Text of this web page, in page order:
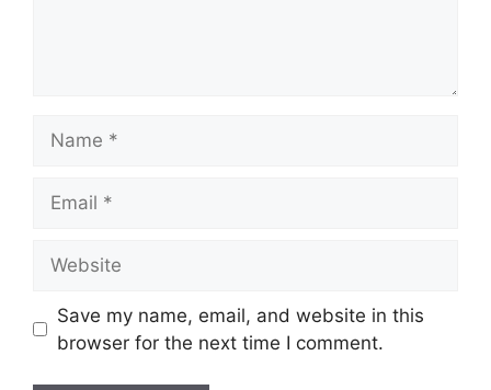
Save my name, email, and website in this
browser for the next time I comment.